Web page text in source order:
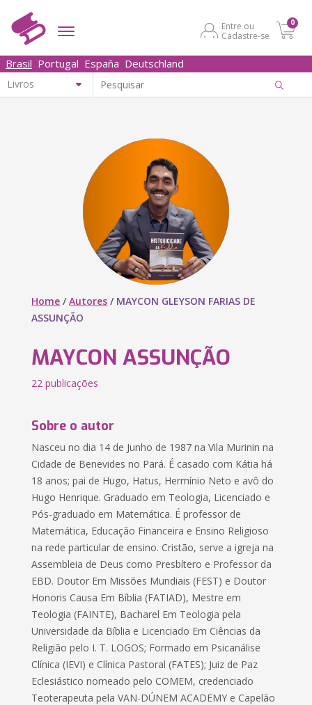
Entre ou
Cadastre-se
0
Brasil Portugal España Deutschland
Home /Autores / MAYCON GLEYSON FARIAS DE
ASSUNÇÃO
MAYCON ASSUNÇÃO
22 publicações
Sobre o autor
Nasceu no dia 14 de Junho de 1987 na Vila Murinin na
Cidade de Benevides no Pará. É casado com Kátia há
18 anos; pai de Hugo, Hatus, Hermínio Neto e avô do
Hugo Henrique. Graduado em Teologia, Licenciado e
Pós-graduado em Matemática. É professor de
Matemática, Educação Financeira e Ensino Religioso
na rede particular de ensino. Cristão, serve a igreja na
Assembleia de Deus como Presbítero e Professor da
EBD. Doutor Em Missões Mundiais (FEST) e Doutor
Honoris Causa Em Bíblia (FATIAD), Mestre em
Teologia (FAINTE), Bacharel Em Teologia pela
Universidade da Bíblia e Licenciado Em Ciências da
Religião pelo I. T. LOGOS; Formado em Psicanálise
Clínica (IEVI) e Clínica Pastoral (FATES); Juiz de Paz
Eclesiástico nomeado pelo COMEM, credenciado
Teoterapeuta pela VAN-DÚNEM ACADEMY e Capelão